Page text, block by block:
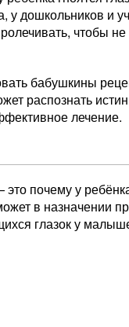
дошкольников и
чтобы не
бабушкины
распознать
лечение.
почему у
в назначении
глазок у